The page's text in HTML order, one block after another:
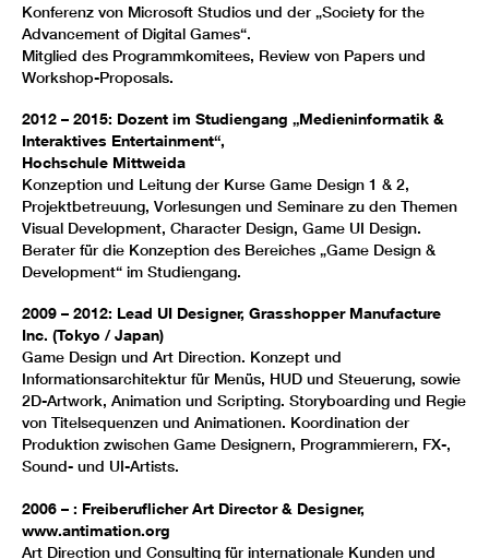
Konferenz von Microsoft Studios und der „Society for the
Advancement of Digital Games“.
Mitglied des Programmkomitees, Review von Papers und
Workshop-Proposals.
2012 – 2015: Dozent im Studiengang „Medieninformatik &
Interaktives Entertainment“,
Hochschule Mittweida
Konzeption und Leitung der Kurse Game Design 1 & 2,
Projektbetreuung, Vorlesungen und Seminare zu den Themen
Visual Development, Character Design, Game UI Design.
Berater für die Konzeption des Bereiches „Game Design &
Development“ im Studiengang.
2009 – 2012: Lead UI Designer, Grasshopper Manufacture
Inc. (Tokyo / Japan)
Game Design und Art Direction. Konzept und
Informationsarchitektur für Menüs, HUD und Steuerung, sowie
2D-Artwork, Animation und Scripting. Storyboarding und Regie
von Titelsequenzen und Animationen. Koordination der
Produktion zwischen Game Designern, Programmierern, FX-,
Sound- und UI-Artists.
2006 – : Freiberuflicher Art Director & Designer,
www.antimation.org
Art Direction und Consulting für internationale Kunden und